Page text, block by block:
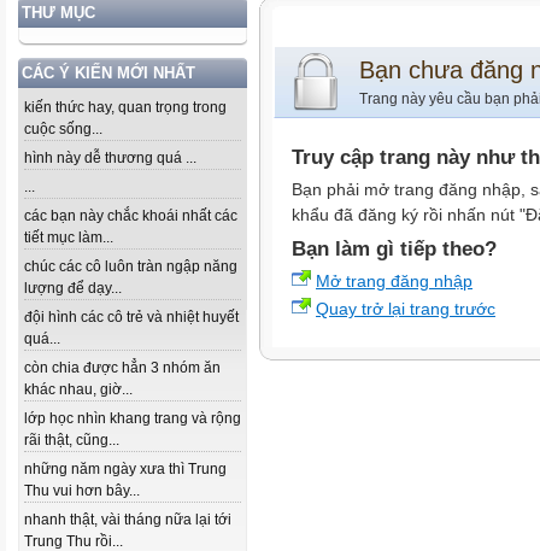
THƯ MỤC
CÁC Ý KIẾN MỚI NHẤT
kiến thức hay, quan trọng trong
cuộc sống...
hình này dễ thương quá ...
...
các bạn này chắc khoái nhất các
tiết mục làm...
chúc các cô luôn tràn ngập năng
lượng để dạy...
đội hình các cô trẻ và nhiệt huyết
quá...
còn chia được hẳn 3 nhóm ăn
khác nhau, giờ...
lớp học nhìn khang trang và rộng
rãi thật, cũng...
những năm ngày xưa thì Trung
Thu vui hơn bây...
nhanh thật, vài tháng nữa lại tới
Trung Thu rồi...
Bạn chưa đăng
Trang này yêu cầu bạn
Truy cập trang này như
Bạn phải mở trang đăng nhập,
khẩu đã đăng ký rồi nhấn nút
Bạn làm gì tiếp theo?
Mở trang đăng nhập
Quay trở lại trang trước